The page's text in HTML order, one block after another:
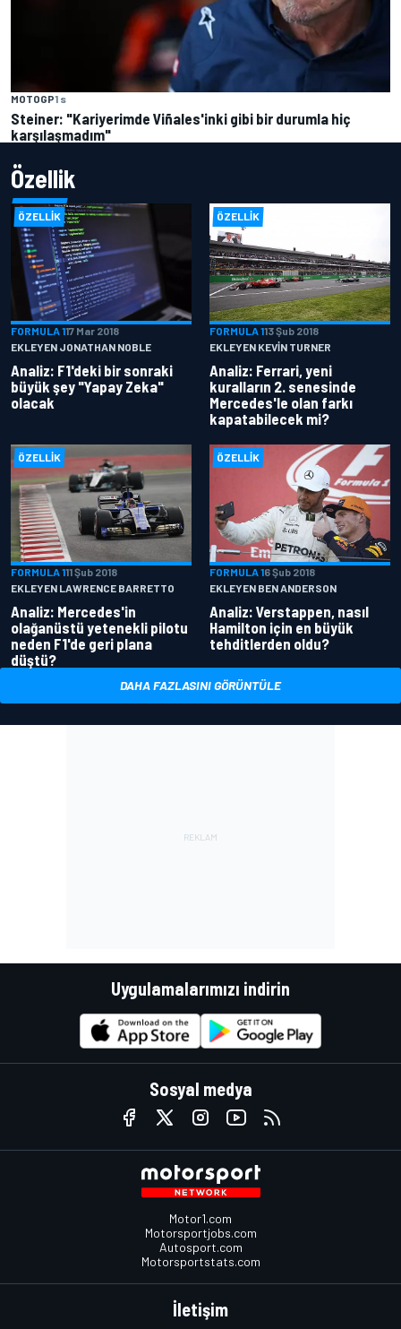
MOTOGP1 s
Steiner: "Kariyerimde Viñales'inki gibi bir durumla hiç
karşılaşmadım"
Özellik
ÖZELLIK
FORMULA 117 Mar 2018
EKLEYEN JONATHAN NOBLE
Analiz: F1'deki bir sonraki
büyük şey "Yapay Zeka"
olacak
ÖZELLIK
FORMULA 113 Şub 2018
EKLEYEN KEVIN TURNER
Analiz: Ferrari, yeni
kuralların 2. senesinde
Mercedes'le olan farkı
kapatabilecek mi?
ÖZELLIK
FORMULA 111 Şub 2018
EKLEYEN LAWRENCE BARRETTO
Analiz: Mercedes'in
olağanüstü yetenekli pilotu
neden F1'de geri plana
düştü?
ÖZELLIK
FORMULA 16 Şub 2018
EKLEYEN BEN ANDERSON
Analiz: Verstappen, nasıl
Hamilton için en büyük
tehditlerden oldu?
DAHA FAZLASINI GÖRÜNTÜLE
Uygulamalarımızı indirin
Sosyal medya
Motor1.com
Motorsportjobs.com
Autosport.com
Motorsportstats.com
İletişim